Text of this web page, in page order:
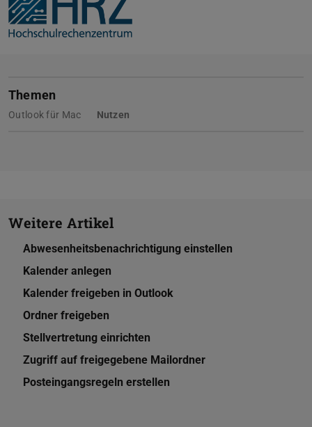
Themen
Outlook für Mac Nutzen
Weitere Artikel
Abwesenheitsbenachrichtigung einstellen
Kalender anlegen
Kalender freigeben in Outlook
Ordner freigeben
Stellvertretung einrichten
Zugriff auf freigegebene Mailordner
Posteingangsregeln erstellen